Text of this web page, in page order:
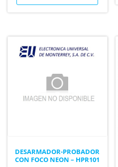
DESARMADOR-PROBADOR
CON FOCO NEON – HPR101